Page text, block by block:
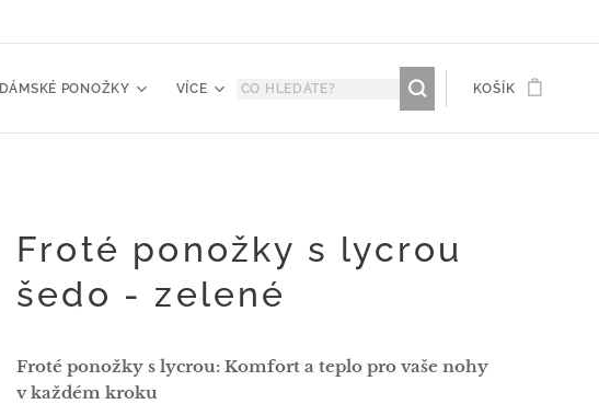
DÁMSKÉ PONOŽKY VÍCE KOŠÍK
Froté ponožky s lycrou
šedo - zelené
Froté ponožky s lycrou: Komfort a teplo pro vaše nohy
v každém kroku